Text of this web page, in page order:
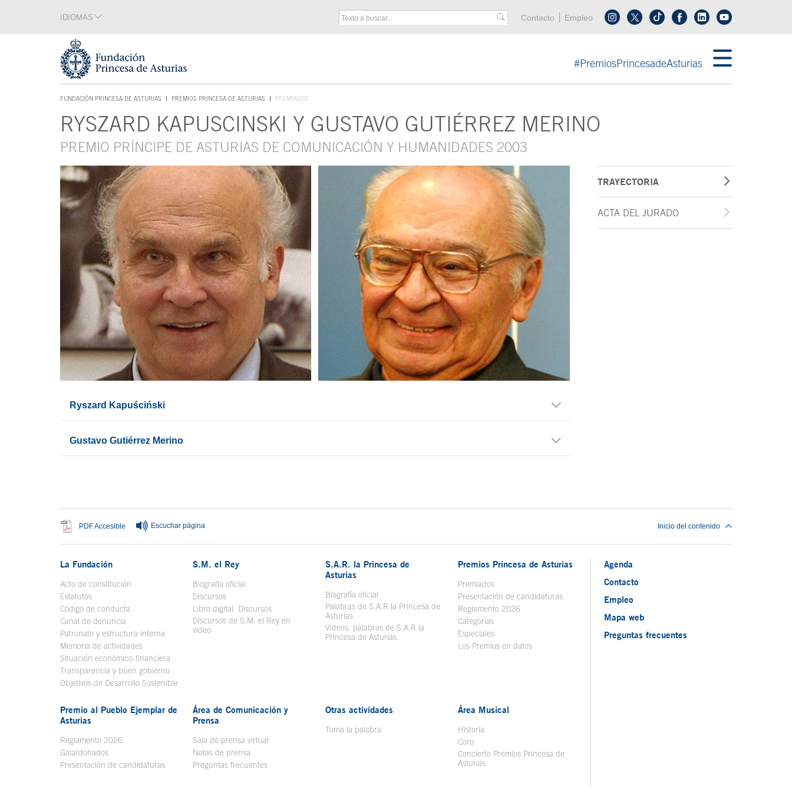
Tecla de acceso 1
IDIOMAS Menú cabecera
Contacto Empleo Síguenos en tiktokSíguenos en linkedin
#PremiosPrincesadeAsturias
FUNDACIÓN PRINCESA DE ASTURIAS
TECLA DE ACCESO 1
PREMIOS PRINCESA DE ASTURIAS PREMIADOS
Contenido principalRYSZARD KAPUSCINSKI Y GUSTAVO GUTIÉRREZ MERINO
PREMIO PRÍNCIPE DE ASTURIAS DE COMUNICACIÓN Y HUMANIDADES 2003
Ryszard Kapuściński
Gustavo Gutiérrez Merino
TRAYECTORIA
ACTA DEL JURADO
PDF Accesible Se abre en ventana nueva
Escuchar página Inicio del contenido
La Fundación
Acto de constitución
Estatutos
Código de conducta
Canal de denuncia
Patronato y estructura interna
Memoria de actividades
Situación económico-financiera
Transparencia y buen gobierno
Objetivos de Desarrollo Sostenible
S.M. el Rey
Biografía oficial
Discursos
Libro digital. DiscursosSe abre en ventana nueva
Discursos de S.M. el Rey en
vídeoSe abre en ventana nueva
S.A.R. la Princesa de
Asturias
Biografía oficial Se abre en ventana nueva
Palabras de S.A.R la Princesa de
Asturias
Videos: palabras de S.A.R la
Princesa de Asturias
Premios Princesa de Asturias
Premiados
Presentación de candidaturas
Reglamento 2026
Categorías
Especiales
Los Premios en datos
Premio al Pueblo Ejemplar de
Asturias
Reglamento 2026
Galardonados
Presentación de candidaturas
Área de Comunicación y
Prensa
Sala de prensa virtual
Notas de prensa
Preguntas frecuentes
Otras actividades
Toma la palabra
Área Musical
Historia
Coro
Concierto Premios Princesa de
Asturias
Agenda
Contacto
Empleo
Mapa web
Preguntas frecuentes